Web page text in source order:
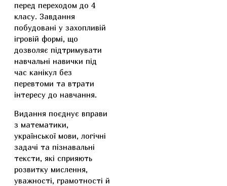
перед переходом до 4
класу. Завдання
побудовані у захопливій
ігровій формі, що
дозволяє підтримувати
навчальні навички під
час канікул без
перевтоми та втрати
інтересу до навчання.
Видання поєднує вправи
з математики,
української мови, логічні
задачі та пізнавальні
тексти, які сприяють
розвитку мислення,
уважності, грамотності й